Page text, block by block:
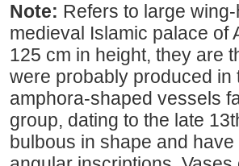
Note: Refers to large
medieval Islamic palace of
125 cm in height, they are
were probably produced in
amphora-shaped vessels
group, dating to the late
bulbous in shape and